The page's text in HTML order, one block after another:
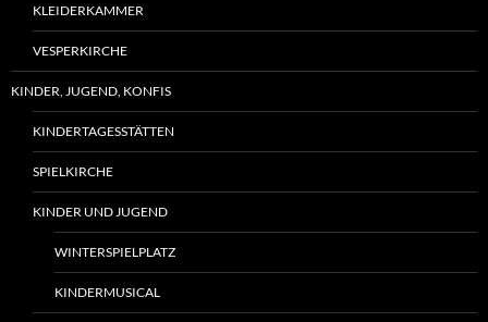
KLEIDERKAMMER
VESPERKIRCHE
KINDER, JUGEND, KONFIS
KINDERTAGESSTÄTTEN
SPIELKIRCHE
KINDER UND JUGEND
WINTERSPIELPLATZ
KINDERMUSICAL